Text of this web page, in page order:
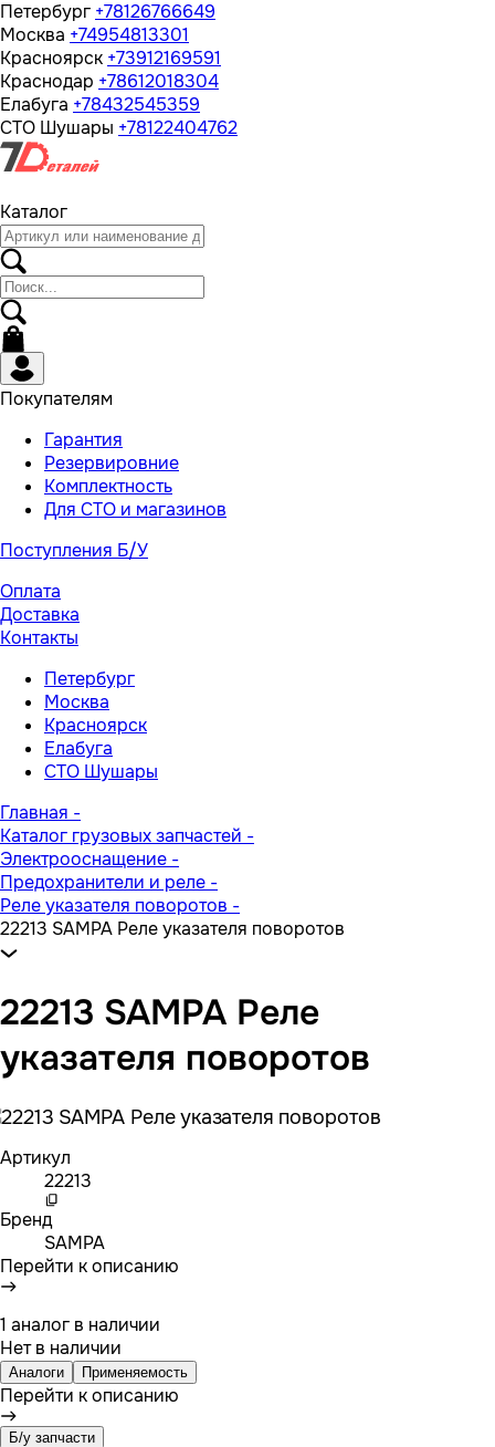
Петербург +78126766649
Москва +74954813301
Красноярск +73912169591
Краснодар +78612018304
Елабуга +78432545359
СТО Шушары +78122404762
Каталог
Покупателям
Гарантия
Резервировние
Комплектность
Для СТО и магазинов
Поступления Б/У
Оплата
Доставка
Контакты
Петербург
Москва
Красноярск
Елабуга
СТО Шушары
Главная -
Каталог грузовых запчастей -
Электрооснащение -
Предохранители и реле -
Реле указателя поворотов -
22213 SAMPA Реле указателя поворотов
22213 SAMPA Реле
указателя поворотов
Артикул
22213
Бренд
SAMPA
Перейти к описанию
1 аналог в наличии
Нет в наличии
Аналоги Применяемость
Перейти к описанию
Б/у запчасти